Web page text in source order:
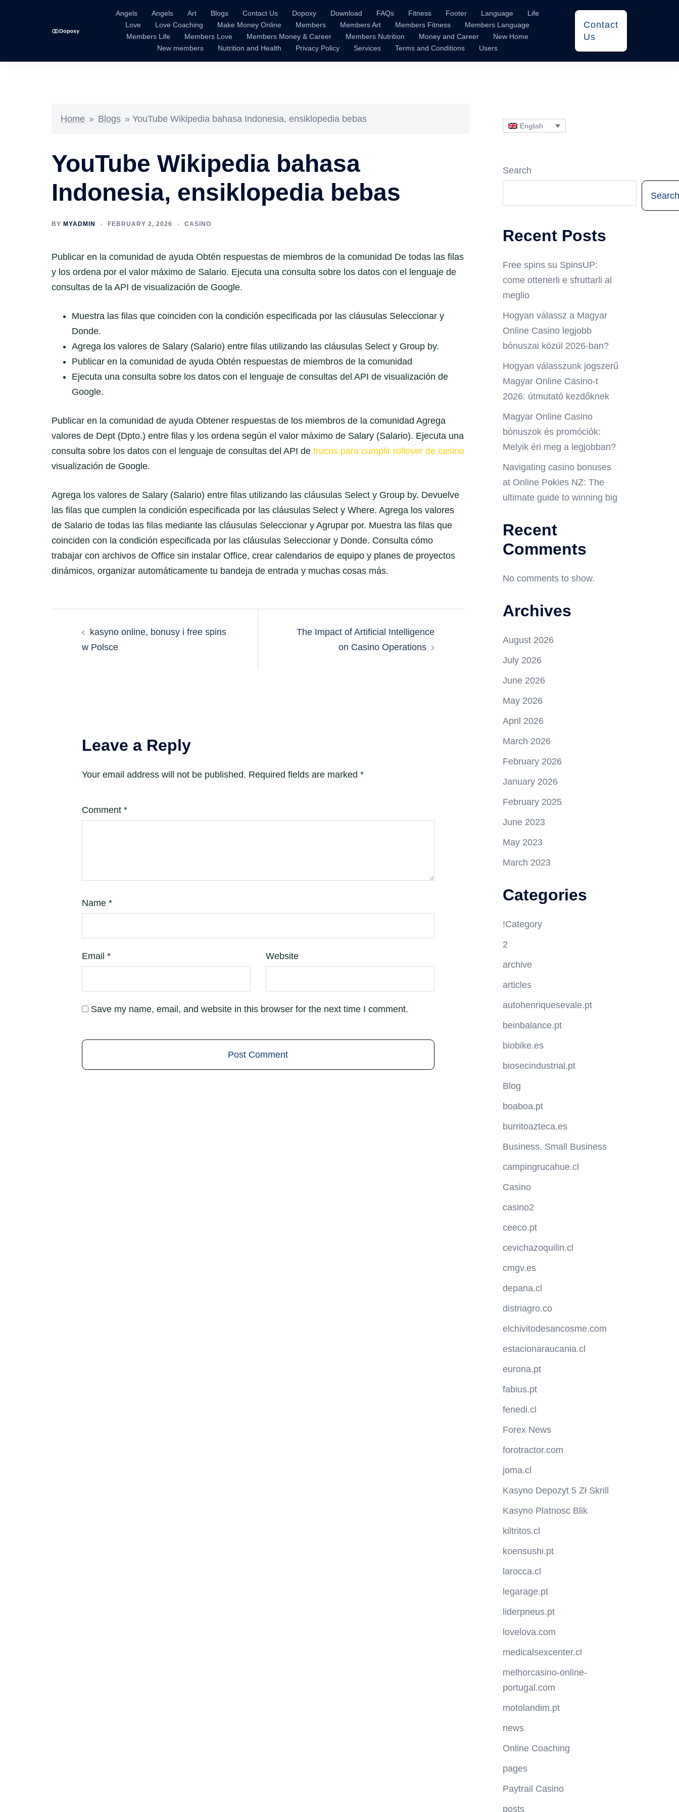
Angels Angels Art Blogs Contact Us Dopoxy Download FAQs Fitness Footer Language
Life
Love
Love Coaching Make Money Online Members Members Art Members Fitness
Members Language
Members Life
Members Love Members Money & Career Members Nutrition Money and Career
New Home
New members
Nutrition and Health Privacy Policy Services Terms and Conditions Users
Contact
Us
Home » Blogs » YouTube Wikipedia bahasa Indonesia, ensiklopedia bebas
YouTube Wikipedia bahasa
Indonesia, ensiklopedia bebas
BY MYADMIN FEBRUARY 2, 2026 CASINO
Publicar en la comunidad de ayuda Obtén respuestas de miembros de la comunidad De todas las filas
y los ordena por el valor máximo de Salario. Ejecuta una consulta sobre los datos con el lenguaje de
consultas de la API de visualización de Google.
Muestra las filas que coinciden con la condición especificada por las cláusulas Seleccionar y
Donde.
Agrega los valores de Salary (Salario) entre filas utilizando las cláusulas Select y Group by.
Publicar en la comunidad de ayuda Obtén respuestas de miembros de la comunidad
Ejecuta una consulta sobre los datos con el lenguaje de consultas del API de visualización de
Google.
Publicar en la comunidad de ayuda Obtener respuestas de los miembros de la comunidad Agrega
valores de Dept (Dpto.) entre filas y los ordena según el valor máximo de Salary (Salario). Ejecuta una
consulta sobre los datos con el lenguaje de consultas del API de trucos para cumplir rollover de casino
visualización de Google.
Agrega los valores de Salary (Salario) entre filas utilizando las cláusulas Select y Group by. Devuelve
las filas que cumplen la condición especificada por las cláusulas Select y Where. Agrega los valores
de Salario de todas las filas mediante las cláusulas Seleccionar y Agrupar por. Muestra las filas que
coinciden con la condición especificada por las cláusulas Seleccionar y Donde. Consulta cómo
trabajar con archivos de Office sin instalar Office, crear calendarios de equipo y planes de proyectos
dinámicos, organizar automáticamente tu bandeja de entrada y muchas cosas más.
navigation
kasyno online, bonusy i free spins
w Polsce
The Impact of Artificial Intelligence
on Casino Operations
Leave a Reply
Your email address will not be published. Required fields are marked *
Comment *
Name *
Email * Website
Save my name, email, and website in this browser for the next time I comment.
English
Search
Search
Recent Posts
Free spins su SpinsUP:
come ottenerli e sfruttarli al
meglio
Hogyan válassz a Magyar
Online Casino legjobb
bónuszai közül 2026-ban?
Hogyan válasszunk jogszerű
Magyar Online Casino-t
2026: útmutató kezdőknek
Magyar Online Casino
bónuszok és promóciók:
Melyik éri meg a legjobban?
Navigating casino bonuses
at Online Pokies NZ: The
ultimate guide to winning big
Recent
Comments
No comments to show.
Archives
August 2026
July 2026
June 2026
May 2026
April 2026
March 2026
February 2026
January 2026
February 2025
June 2023
May 2023
March 2023
Categories
!Category
2
archive
articles
autohenriquesevale.pt
beinbalance.pt
biobike.es
biosecindustrial.pt
Blog
boaboa.pt
burritoazteca.es
Business, Small Business
campingrucahue.cl
Casino
casino2
ceeco.pt
cevichazoquilin.cl
cmgv.es
depana.cl
distriagro.co
elchivitodesancosme.com
estacionaraucania.cl
eurona.pt
fabius.pt
fenedi.cl
Forex News
forotractor.com
joma.cl
Kasyno Depozyt 5 Zł Skrill
Kasyno Platnosc Blik
kiltritos.cl
koensushi.pt
larocca.cl
legarage.pt
liderpneus.pt
lovelova.com
medicalsexcenter.cl
melhorcasino-online-
portugal.com
motolandim.pt
news
Online Coaching
pages
Paytrail Casino
posts